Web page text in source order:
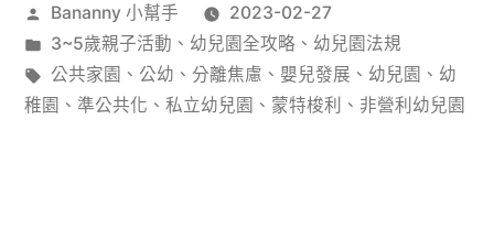
作
者:
Bananny 小幫手
2023-02-27
分
類:
3~5歲親子活動 、 幼兒園全攻略 、 幼兒園法規
標
籤:
公共家園 、 公幼 、 分離焦慮 、 嬰兒發展 、 幼兒園 、 幼
稚園 、 準公共化 、 私立幼兒園 、 蒙特梭利 、 非營利幼兒園